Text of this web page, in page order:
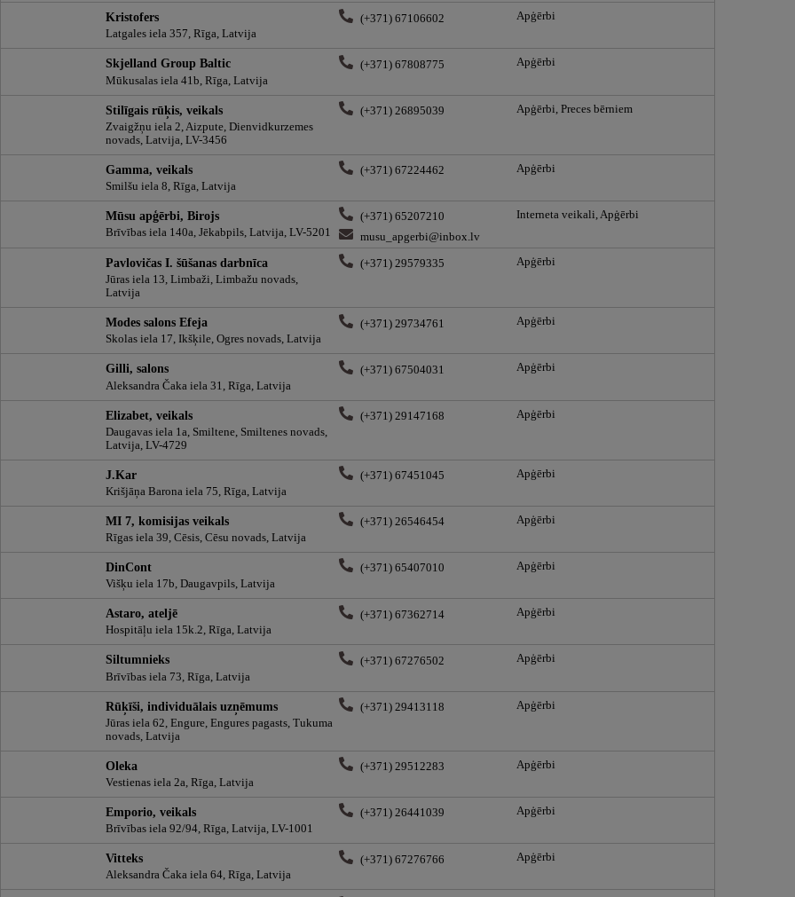
Kristofers
Latgales iela 357, Rīga, Latvija
(+371) 67106602 Apģērbi
Skjelland Group Baltic
Mūkusalas iela 41b, Rīga, Latvija
(+371) 67808775 Apģērbi
Stilīgais rūķis, veikals
Zvaigžņu iela 2, Aizpute, Dienvidkurzemes
novads, Latvija, LV-3456
(+371) 26895039 Apģērbi, Preces bērniem
Gamma, veikals
Smilšu iela 8, Rīga, Latvija
(+371) 67224462 Apģērbi
Mūsu apģērbi, Birojs
Brīvības iela 140a, Jēkabpils, Latvija, LV-5201
(+371) 65207210
musu_apgerbi@inbox.lv
Interneta veikali, Apģērbi
Pavlovičas I. šūšanas darbnīca
Jūras iela 13, Limbaži, Limbažu novads,
Latvija
(+371) 29579335 Apģērbi
Modes salons Efeja
Skolas iela 17, Ikšķile, Ogres novads, Latvija
(+371) 29734761 Apģērbi
Gilli, salons
Aleksandra Čaka iela 31, Rīga, Latvija
(+371) 67504031 Apģērbi
Elizabet, veikals
Daugavas iela 1a, Smiltene, Smiltenes novads,
Latvija, LV-4729
(+371) 29147168 Apģērbi
J.Kar
Krišjāņa Barona iela 75, Rīga, Latvija
(+371) 67451045 Apģērbi
MI 7, komisijas veikals
Rīgas iela 39, Cēsis, Cēsu novads, Latvija
(+371) 26546454 Apģērbi
DinCont
Višķu iela 17b, Daugavpils, Latvija
(+371) 65407010 Apģērbi
Astaro, ateljē
Hospitāļu iela 15k.2, Rīga, Latvija
(+371) 67362714 Apģērbi
Siltumnieks
Brīvības iela 73, Rīga, Latvija
(+371) 67276502 Apģērbi
Rūķīši, individuālais uzņēmums
Jūras iela 62, Engure, Engures pagasts, Tukuma
novads, Latvija
(+371) 29413118 Apģērbi
Oleka
Vestienas iela 2a, Rīga, Latvija
(+371) 29512283 Apģērbi
Emporio, veikals
Brīvības iela 92/94, Rīga, Latvija, LV-1001
(+371) 26441039 Apģērbi
Vitteks
Aleksandra Čaka iela 64, Rīga, Latvija
(+371) 67276766 Apģērbi